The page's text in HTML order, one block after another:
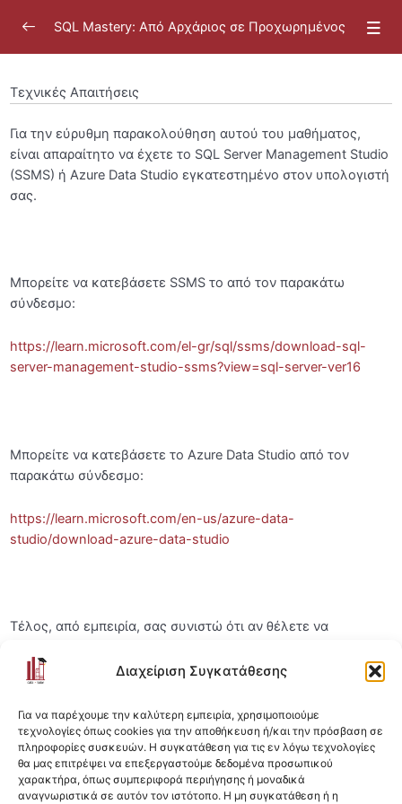
Διαχείριση Συγκατάθεσης
Για να παρέχουμε την καλύτερη εμπειρία, χρησιμοποιούμε
τεχνολογίες όπως cookies για την αποθήκευση ή/και την πρόσβαση σε
πληροφορίες συσκευών. Η συγκατάθεση για τις εν λόγω τεχνολογίες
θα μας επιτρέψει να επεξεργαστούμε δεδομένα προσωπικού
χαρακτήρα, όπως συμπεριφορά περιήγησης ή μοναδικά
αναγνωριστικά σε αυτόν τον ιστότοπο. Η μη συγκατάθεση ή η
Καλωσόρισμα 0/11
Γνωριμία με την καθοδηγήτρια
Προτεινόμενο Εβδομαδιαίο Πλάνο 00:46
Mini Εκπαιδευτική Καθόδηγηση μόνο για τους
μαθητές μας
[SOS: Για προβολή των βίντεο] Ενεργοποίηση
Cookies Εμπορικής Προώθησης
Set Operations 0/7
Data Manipulation
SQL Mastery: Από Αρχάριος σε Προχωρημένος
Τεχνικές Απαιτήσεις
Για την εύρυθμη παρακολούθηση αυτού του μαθήματος,
είναι απαραίτητο να έχετε το SQL Server Management Studio
(SSMS) ή Azure Data Studio εγκατεστημένο στον υπολογιστή
σας.
Μπορείτε να κατεβάσετε SSMS το από τον παρακάτω
σύνδεσμο:
https://learn.microsoft.com/el-gr/sql/ssms/download-sql-
server-management-studio-ssms?view=sql-server-ver16
Μπορείτε να κατεβάσετε το Azure Data Studio από τον
παρακάτω σύνδεσμο:
https://learn.microsoft.com/en-us/azure-data-
studio/download-azure-data-studio
Τέλος, από εμπειρία, σας συνιστώ ότι αν θέλετε να
υπολογιστής σας να έχει τα παρακάτω χαρακτηριστικά:
>8 GB RAM
SSD Disk
(Συνίσταται) Χώρο διαθέσιμο στον υπολογιστή σας >
64 GB